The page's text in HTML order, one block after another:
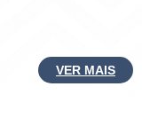
VER MAIS